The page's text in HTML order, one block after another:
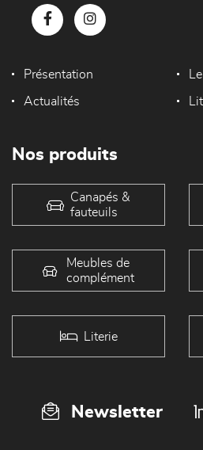
Présentation
Actualités
Nos produits
Canapés &
fauteuils
Meubles de
complément
Literie
Newsletter